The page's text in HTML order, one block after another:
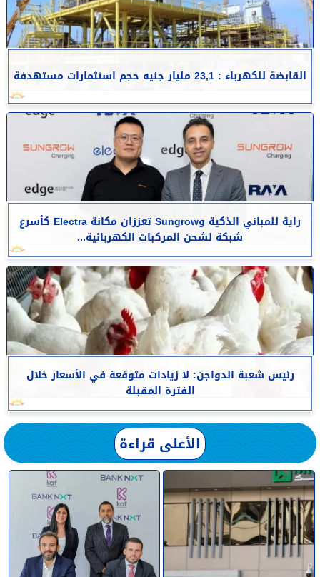
القابضة للكهرباء : 23,1 مليار جنيه حجم استثمارات مستهدفة
راية للمباني الذكية وSungrow تعززان مكانة Electra كأسرع
شبكة لشحن المركبات الكهربائية...
رئيس شعبة الدواجن: لا زيادات متوقعة في الأسعار خلال
الفترة المقبلة
الأعلى قراءة